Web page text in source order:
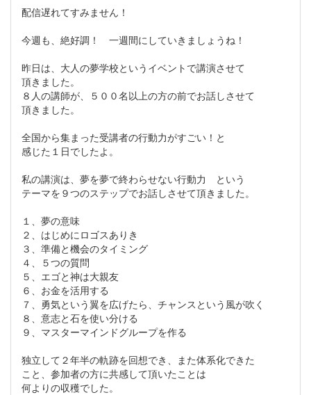
配信遅れてすみません！
今週も、絶好調！ 一週間にしていきましょうね！
昨日は、大人の夢学校というイベントで講演させて
頂きました。
８人の講師が、５００名以上の方の前でお話しさせて
頂きました。
全国から集まった受講者の行動力がすごい！と
感じた１日でしたよ。
私の講演は、夢を夢で終わらせない行動力 という
テーマを９つのステップでお話しさせて頂きました。
１、夢の意味
２、はじめにロゴスありき
３、準備と機会のタイミング
４、５つの質問
５、エゴと神は大親友
６、お金を活用する
７、勇気という翼を広げたら、チャンスという風が吹く
８、意志と石を使い分ける
９、マスターマインドグループを作る
独立して２年半の軌跡を回想でき、また体系化できた
こと、参加者の方に共感して頂いたことは
何よりの収穫でした。